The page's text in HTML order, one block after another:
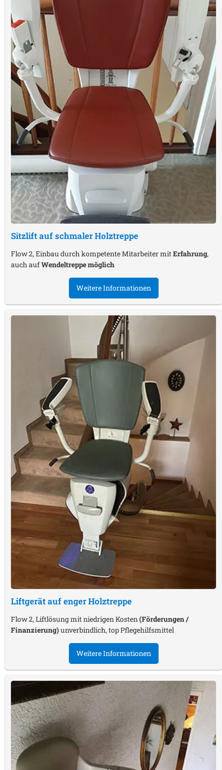
Sitzlift auf schmaler Holztreppe
Flow 2, Einbau durch kompetente Mitarbeiter mitErfahrung,
auch aufWendeltreppe möglich
Weitere Informationen
Liftgerät auf enger Holztreppe
Flow 2, Liftlösung mit niedrigen Kosten (Förderungen /
Finanzierung)unverbindlich, top Pflegehilfsmittel
Weitere Informationen